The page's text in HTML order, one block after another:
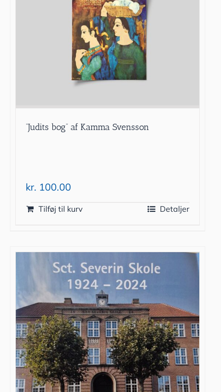
”Judits bog” af Kamma Svensson
kr. 100.00
Tilføj til kurv Detaljer